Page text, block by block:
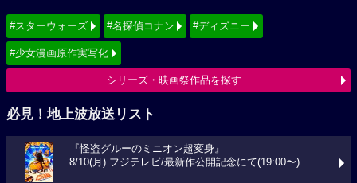
#スターウォーズ #名探偵コナン #ディズニー
#少女漫画原作実写化
シリーズ・映画祭作品を探す
必見！地上波放送リスト
『怪盗グルーのミニオン超変身』
8/10(月) フジテレビ/最新作公開記念にて(19:00〜)